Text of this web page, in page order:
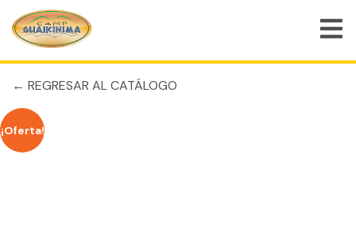
INICIO/SIN CATEGORIZAR / HISTORIC VIRGINIA KEY 2026
← REGRESAR AL CATÁLOGO
¡Oferta!